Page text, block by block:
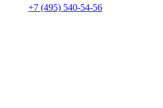
+7 (495) 540-54-56